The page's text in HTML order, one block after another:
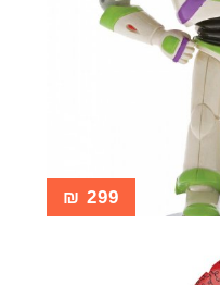
299
₪